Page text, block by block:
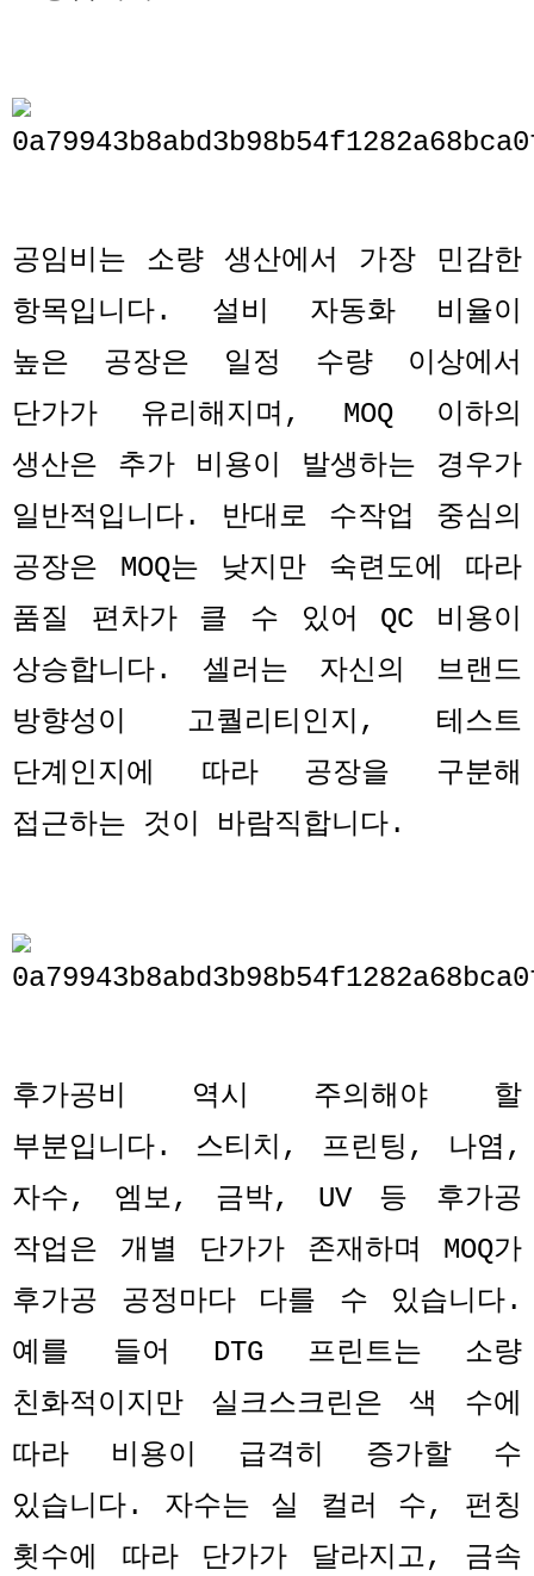
공임비는 소량 생산에서 가장 민감한
항목입니다. 설비 자동화 비율이
높은 공장은 일정 수량 이상에서
단가가 유리해지며 , MOQ 이하의
생산은 추가 비용이 발생하는 경우가
일반적입니다. 반대로 수작업 중심의
공장은 MOQ는 낮지만 숙련도에 따라
품질 편차가 클 수 있어
QC 비용이
상승합니다. 셀러는 자신의 브랜드
방향성이 고퀄리티인지 , 테스트
단계인지에 따라 공장을 구분해
접근하는 것이 바람직합니다.
후가공비 역시 주의해야 할
부분입니다. 스티치 , 프린팅 , 나염 ,
자수, 엠보, 금박, UV 등 후가공
작업은 개별 단가가 존재하며
MOQ가
후가공 공정마다 다를 수 있습니다.
예를 들어
DTG 프린트는 소량
친화적이지만 실크스크린은 색 수에
따라 비용이 급격히 증가할 수
있습니다. 자수는 실 컬러 수, 펀칭
횟수에 따라 단가가 달라지고, 금속